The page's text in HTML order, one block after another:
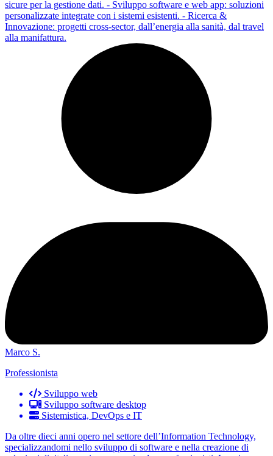
sicure per la gestione dati. - Sviluppo software e web app: soluzioni
personalizzate integrate con i sistemi esistenti. - Ricerca &
Innovazione: progetti cross-sector, dall’energia alla sanità, dal travel
alla manifattura.
Marco S.
Professionista
Sviluppo web
Sviluppo software desktop
Sistemistica, DevOps e IT
Da oltre dieci anni opero nel settore dell’Information Technology,
specializzandomi nello sviluppo di software e nella creazione di